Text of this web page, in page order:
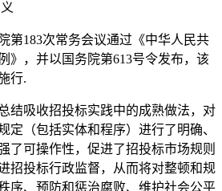
第183次常务会议通过《中华人民共
》，并以国务院第613号令发布，该
行.
结吸收招投标实践中的成熟做法，对
定（包括实体和程序）进行了明确、
了可操作性，促进了招投标市场规则
招投标行政监督，从而将对整顿和规
序、预防和惩治腐败、维护社会公平